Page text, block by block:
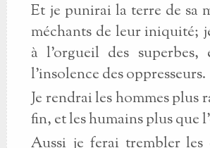
Et je punirai la terre de sa
méchants de leur iniquité;
à l'orgueil des superbes,
l'insolence des oppresseurs.
Je rendrai les hommes plus
fin, et les humains plus
Aussi je ferai trembler